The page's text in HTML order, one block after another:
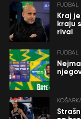
FUDBAL
Kraj
kraju
rival
FUDBAL